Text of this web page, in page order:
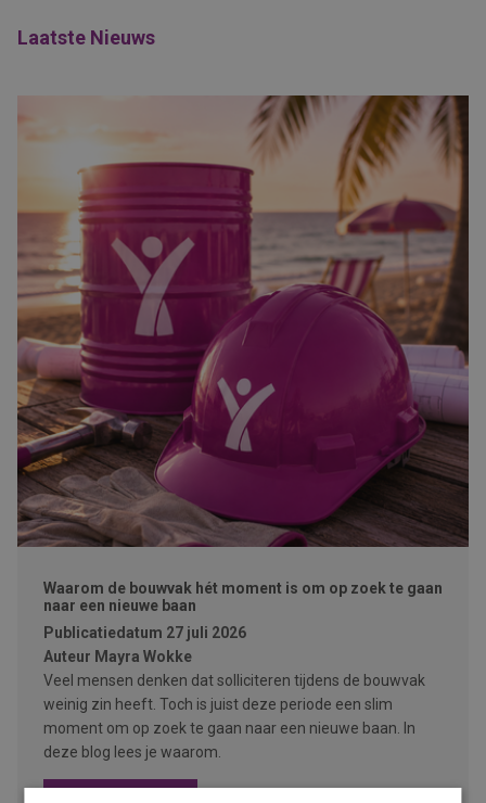
Laatste Nieuws
Waarom de bouwvak hét moment is om op zoek te gaan
naar een nieuwe baan
Publicatiedatum 27 juli 2026
Auteur Mayra Wokke
Veel mensen denken dat solliciteren tijdens de bouwvak
weinig zin heeft. Toch is juist deze periode een slim
moment om op zoek te gaan naar een nieuwe baan. In
deze blog lees je waarom.